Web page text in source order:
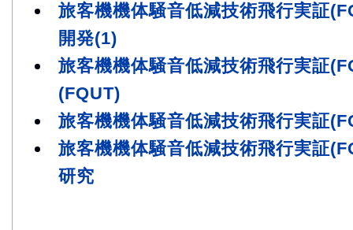
旅客機機体騒音低減技術飛行実証
開発(1)
旅客機機体騒音低減技術飛行実証
(FQUT)
旅客機機体騒音低減技術飛行実証
旅客機機体騒音低減技術飛行実証
研究